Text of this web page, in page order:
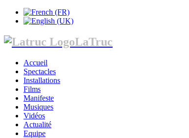
LaTruc
Accueil
Spectacles
Installations
Films
Manifeste
Musiques
Vidéos
Actualité
Equipe